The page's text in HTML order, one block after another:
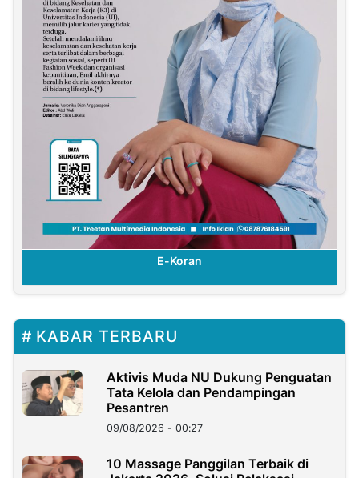
E-Koran
KABAR TERBARU
Aktivis Muda NU Dukung Penguatan
Tata Kelola dan Pendampingan
Pesantren
09/08/2026 - 00:27
10 Massage Panggilan Terbaik di